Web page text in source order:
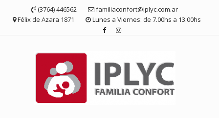
contenido
(3764) 446562
familiaconfort@iplyc.com.ar
Félix de Azara 1871
Lunes a Viernes: de 7.00hs a 13.00hs